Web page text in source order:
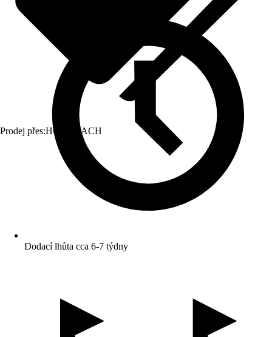
Prodej přes:HORNBACH
Dodací lhůta cca 6-7 týdny